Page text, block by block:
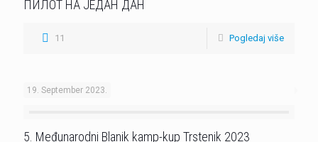
ПИЛОТ НА ЈЕДАН ДАН
11 Pogledaj više
19. September 2023.
5. Međunarodni Blanik kamp-kup Trstenik 2023